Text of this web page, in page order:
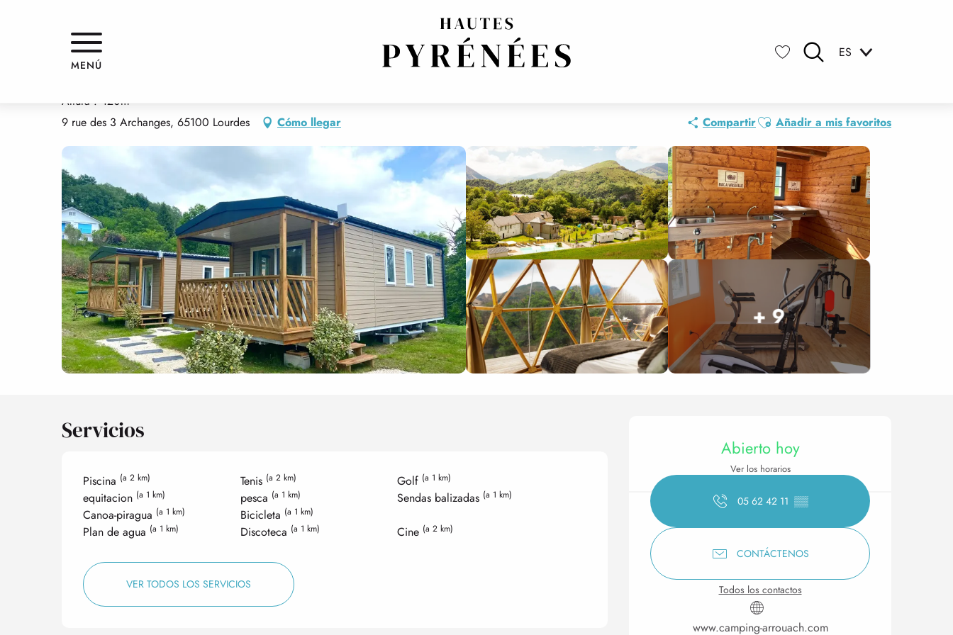
ES
MENÚ
CAMPING D'ARROUACH
Altura : 420m
9 rue des 3 Archanges, 65100 Lourdes
Cómo llegar CompartirAjouter aux favoris
Añadir a mis favoritos
+ 9
Horarios y datos de
Abierto hoy
Ver los horarios
05 62 42 11 ▒▒
CONTÁCTENOS
Todos los contactos
www.camping-arrouach.com
Servicios
Piscina (a 2 km) Tenis (a 2 km) Golf (a 1 km)
equitacion (a 1 km) pesca (a 1 km) Sendas balizadas (a 1 km)
Canoa-piragua (a 1 km) Bicicleta (a 1 km)
Plan de agua (a 1 km) Discoteca (a 1 km) Cine (a 2 km)
VER TODOS LOS SERVICIOS